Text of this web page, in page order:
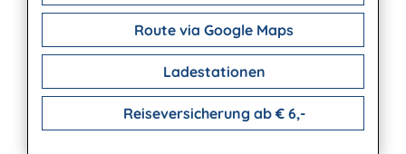
Route via Google Maps
Ladestationen
Reiseversicherung ab € 6,-